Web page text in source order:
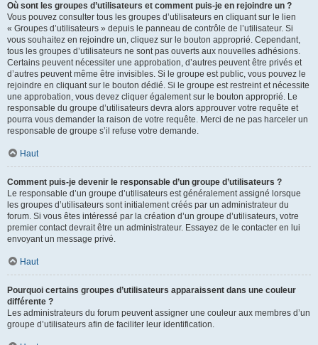
Où sont les groupes d’utilisateurs et comment puis-je en rejoindre un ?
Vous pouvez consulter tous les groupes d’utilisateurs en cliquant sur le lien
« Groupes d’utilisateurs » depuis le panneau de contrôle de l’utilisateur. Si
vous souhaitez en rejoindre un, cliquez sur le bouton approprié. Cependant,
tous les groupes d’utilisateurs ne sont pas ouverts aux nouvelles adhésions.
Certains peuvent nécessiter une approbation, d’autres peuvent être privés et
d’autres peuvent même être invisibles. Si le groupe est public, vous pouvez le
rejoindre en cliquant sur le bouton dédié. Si le groupe est restreint et nécessite
une approbation, vous devez cliquer également sur le bouton approprié. Le
responsable du groupe d’utilisateurs devra alors approuver votre requête et
pourra vous demander la raison de votre requête. Merci de ne pas harceler un
responsable de groupe s’il refuse votre demande.
Haut
Comment puis-je devenir le responsable d’un groupe d’utilisateurs ?
Le responsable d’un groupe d’utilisateurs est généralement assigné lorsque
les groupes d’utilisateurs sont initialement créés par un administrateur du
forum. Si vous êtes intéressé par la création d’un groupe d’utilisateurs, votre
premier contact devrait être un administrateur. Essayez de le contacter en lui
envoyant un message privé.
Haut
Pourquoi certains groupes d’utilisateurs apparaissent dans une couleur
différente ?
Les administrateurs du forum peuvent assigner une couleur aux membres d’un
groupe d’utilisateurs afin de faciliter leur identification.